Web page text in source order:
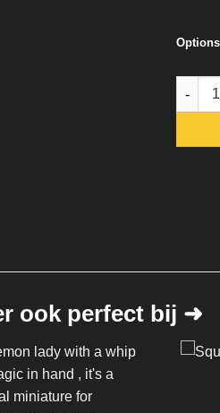
Options
ook perfect bij ➜